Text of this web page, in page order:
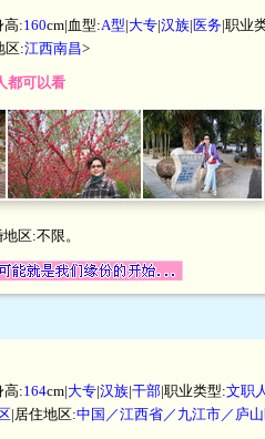
高:160cm|血型:A型|大专|汉族|医务|职业
区:江西南昌>
都可以看
区:不限。
高:164cm|大专|汉族|干部|职业类型:文职
|居住地区:中国／江西省／九江市／庐